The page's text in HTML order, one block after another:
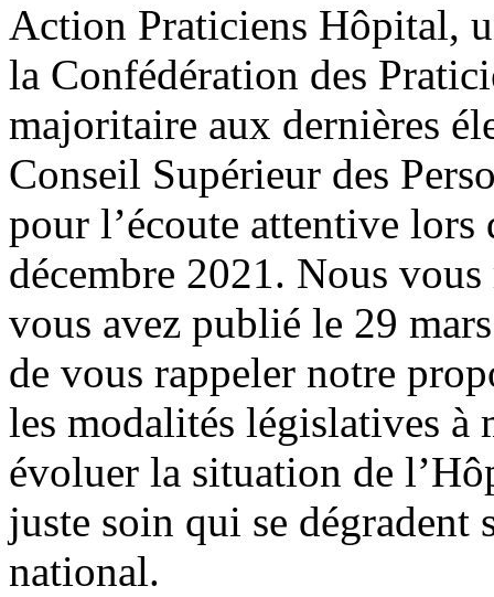
Action Praticiens Hôpital,
la Confédération des
majoritaire aux dernières
Conseil Supérieur des
pour l’écoute attentive
décembre 2021. Nous
vous avez publié le 29
de vous rappeler notre
les modalités législatives
évoluer la situation de
juste soin qui se dégradent
national.